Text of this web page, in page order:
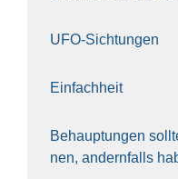
UFO-Sich­tun­gen
Ein­fach­heit
Behaup­tun­gen
nen, andern­falls